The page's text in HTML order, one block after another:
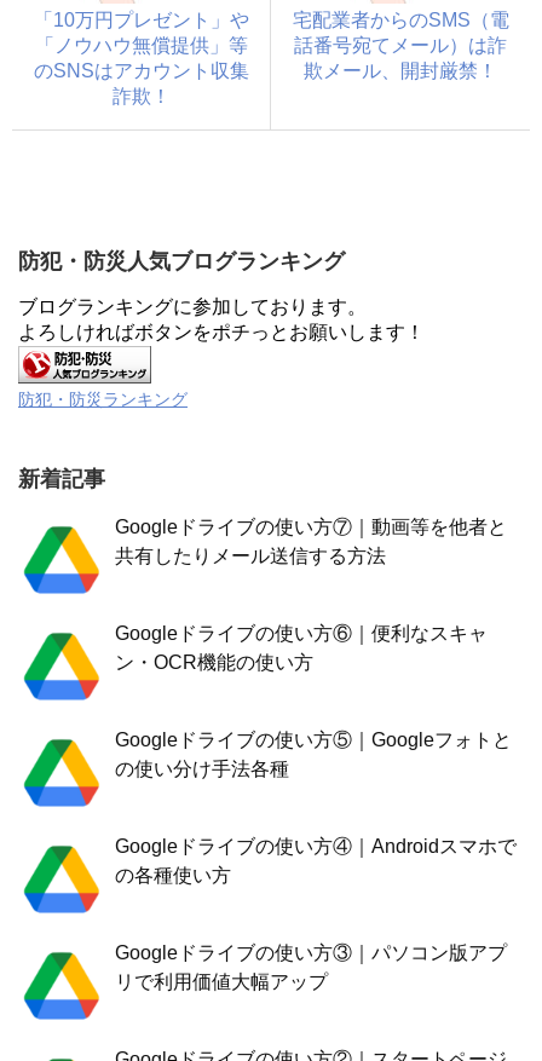
「10万円プレゼント」や
「ノウハウ無償提供」等
のSNSはアカウント収集
詐欺！
宅配業者からのSMS（電
話番号宛てメール）は詐
欺メール、開封厳禁！
防犯・防災人気ブログランキング
ブログランキングに参加しております。
よろしければボタンをポチっとお願いします！
防犯・防災ランキング
新着記事
Googleドライブの使い方⑦｜動画等を他者と
共有したりメール送信する方法
Googleドライブの使い方⑥｜便利なスキャ
ン・OCR機能の使い方
Googleドライブの使い方⑤｜Googleフォトと
の使い分け手法各種
Googleドライブの使い方④｜Androidスマホで
の各種使い方
Googleドライブの使い方③｜パソコン版アプ
リで利用価値大幅アップ